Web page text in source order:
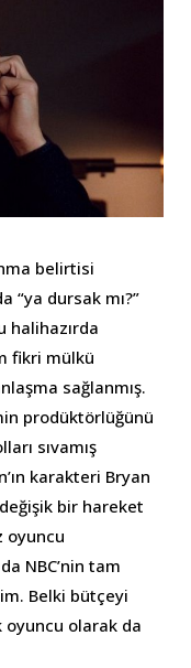
belirtisi
“ya dursak mı?”
halihazırda
fikri mülkü
sağlanmış.
prodüktörlüğünü
sıvamış
karakteri Bryan
bir hareket
oyuncu
NBC’nin tam
Belki bütçeyi
oyuncu olarak da